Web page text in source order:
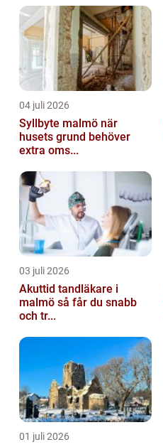
04 juli 2026
Syllbyte malmö när
husets grund behöver
extra oms...
03 juli 2026
Akuttid tandläkare i
malmö så får du snabb
och tr...
01 juli 2026